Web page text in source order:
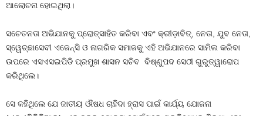
ଆଲୋଚନା ହୋଇଥିଲା।
ସଚେତନତା ଅଭିଯାନକୁ ପ୍ରୋତ୍ସାହିତ କରିବା ଏବଂ କ୍ରୀଡ଼ାବିତ୍, ନେତା, ଯୁବ ନେତା,
ସ୍ୱେଚ୍ଛାସେବୀ ଏଜେନ୍ସି ଓ ନାଗରିକ ସମାଜକୁ ଏହି ଅଭିଯାନରେ ସାମିଲ କରିବା
ଉପରେ ଏସଏସଇପିଡି ପ୍ରମୁଖ ଶାସନ ସଚିବ ବିଷ୍ଣୁପଦ ସେଠୀ ଗୁରୁତ୍ୱାରୋପ
କରିଥିଲେ।
ସେ କହିଥିଲେ ଯେ ଜାତୀୟ ଔଷଧ ଚାହିଦା ହ୍ରାସ ପାଇଁ କାର୍ଯ୍ୟ ଯୋଜନା